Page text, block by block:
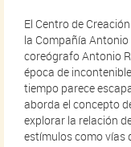
El Centro de
la Compañía
coreógrafo Antonio
época de
tiempo parece
aborda el concepto
explorar la relación
estímulos como vías